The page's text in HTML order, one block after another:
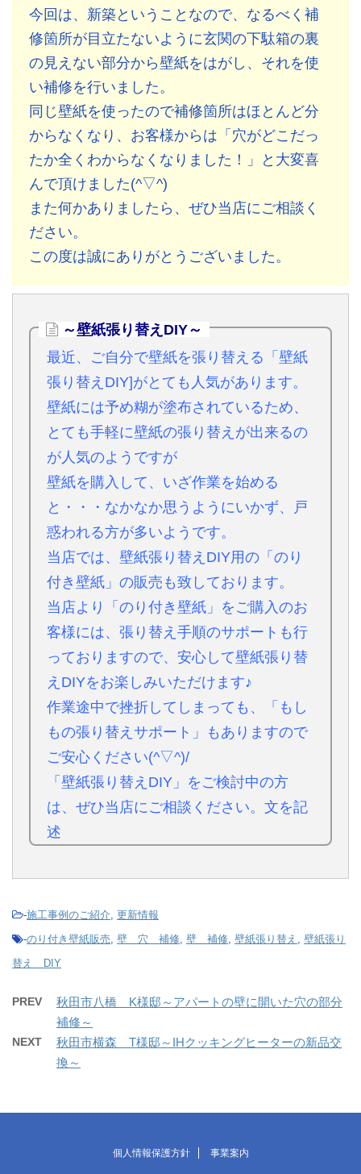
今回は、新築ということなので、なるべく補
修箇所が目立たないように玄関の下駄箱の裏
の見えない部分から壁紙をはがし、それを使
い補修を行いました。
同じ壁紙を使ったので補修箇所はほとんど分
からなくなり、お客様からは「穴がどこだっ
たか全くわからなくなりました！」と大変喜
んで頂けました(^▽^)
また何かありましたら、ぜひ当店にご相談く
ださい。
この度は誠にありがとうございました。
～壁紙張り替えDIY～
最近、ご自分で壁紙を張り替える「壁紙
張り替えDIY]がとても人気があります。
壁紙には予め糊が塗布されているため、
とても手軽に壁紙の張り替えが出来るの
が人気のようですが
壁紙を購入して、いざ作業を始める
と・・・なかなか思うようにいかず、戸
惑われる方が多いようです。
当店では、壁紙張り替えDIY用の「のり
付き壁紙」の販売も致しております。
当店より「のり付き壁紙」をご購入のお
客様には、張り替え手順のサポートも行
っておりますので、安心して壁紙張り替
えDIYをお楽しみいただけます♪
作業途中で挫折してしまっても、「もし
もの張り替えサポート」もありますので
ご安心ください(^▽^)/
「壁紙張り替えDIY」をご検討中の方
は、ぜひ当店にご相談ください。文を記
述
-施工事例のご紹介, 更新情報
-のり付き壁紙販売, 壁 穴 補修, 壁 補修, 壁紙張り替え , 壁紙張り
替え DIY
PREV
秋田市八橋 K様邸～アパートの壁に開いた穴の部分
補修～
NEXT
秋田市横森 T様邸～IHクッキングヒーターの新品交
換～
個人情報保護方針 事業案内